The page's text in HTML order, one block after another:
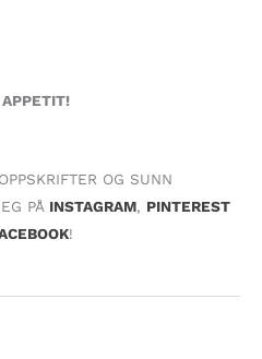
APPETIT!
OG SUNN
PÅ INSTAGRAM, PINTEREST
!